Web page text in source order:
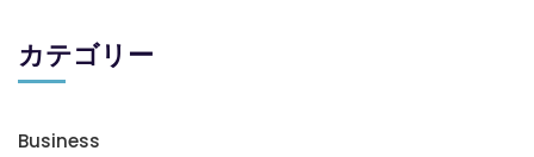
カテゴリー
Business